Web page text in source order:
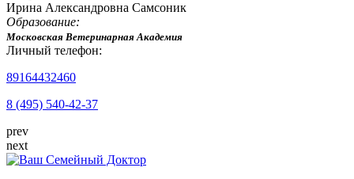
Ирина Александровна Самсоник
Образование:
Московская Ветеринарная Академия
Личный телефон:
89164432460
8 (495) 540-42-37
prev
next